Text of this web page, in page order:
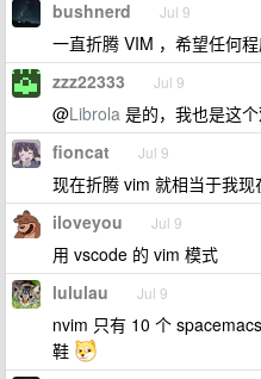
bushnerd Jul 9
一直折腾 VIM ，希望任何程
zzz22333 Jul 9
@Librola 是的，我也是这
fioncat Jul 9
现在折腾 vim 就相当于我
iloveyou Jul 9
用 vscode 的 vim 模式
lululau Jul 9
nvim 只有 10 个
鞋